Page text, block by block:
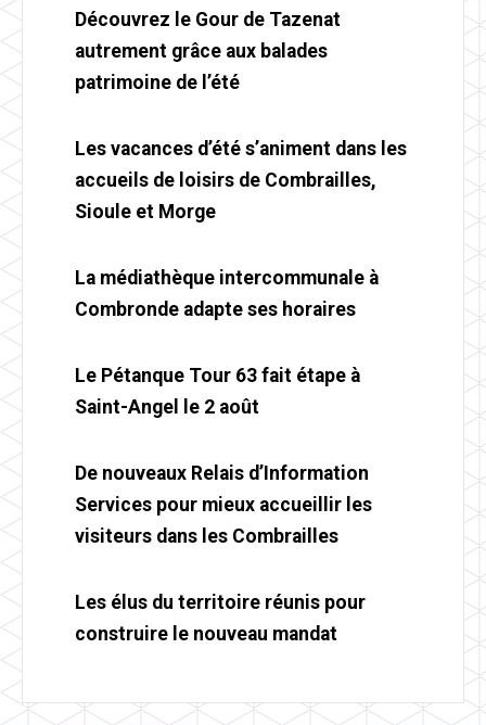
Découvrez le Gour de Tazenat
autrement grâce aux balades
patrimoine de l’été
Les vacances d’été s’animent dans les
accueils de loisirs de Combrailles,
Sioule et Morge
La médiathèque intercommunale à
Combronde adapte ses horaires
Le Pétanque Tour 63 fait étape à
Saint-Angel le 2 août
De nouveaux Relais d’Information
Services pour mieux accueillir les
visiteurs dans les Combrailles
Les élus du territoire réunis pour
construire le nouveau mandat